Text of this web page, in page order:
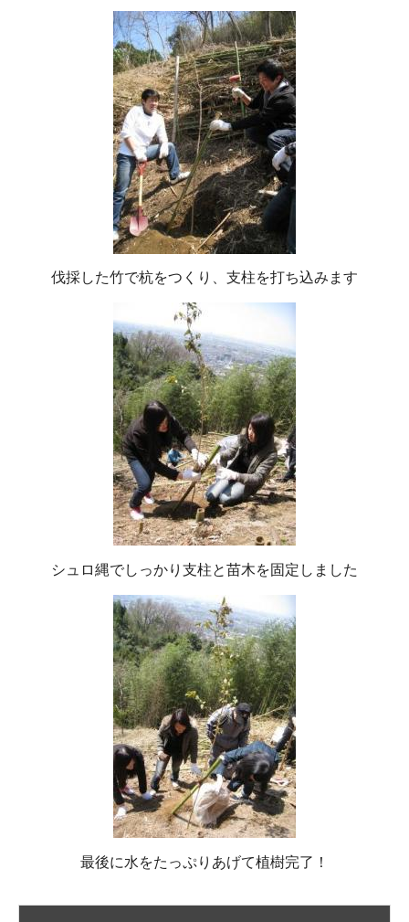
伐採した竹で杭をつくり、支柱を打ち込みます
シュロ縄でしっかり支柱と苗木を固定しました
最後に水をたっぷりあげて植樹完了！